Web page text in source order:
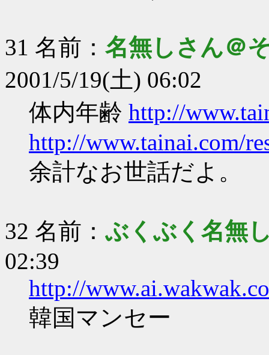
31 名前： 名無しさん＠
2001/5/19(土) 06:02
体内年齢 http://
http://www.tainai.com/
余計なお世話だよ。
32 名前： ぶくぶく名無
02:39
http://
韓国マンセー